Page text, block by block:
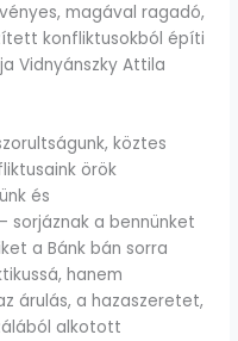
magával ragadó,
konfliktusokból építi
Vidnyánszky Attila
köztes
örök
és
sorjáznak a bennünket
a Bánk bán sorra
hanem
árulás, a hazaszeretet,
alkotott